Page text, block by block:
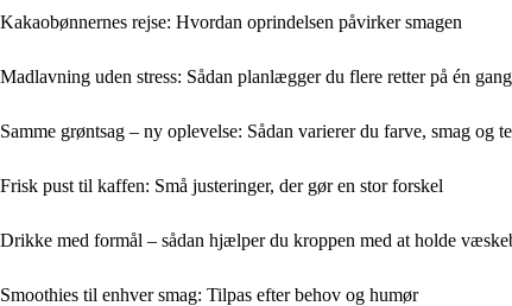
Kakaobønnernes rejse: Hvordan oprindelsen påvirker smagen
Madlavning uden stress: Sådan planlægger du flere retter på én gang
Samme grøntsag – ny oplevelse: Sådan varierer du farve, smag og
Frisk pust til kaffen: Små justeringer, der gør en stor forskel
Drikke med formål – sådan hjælper du kroppen med at holde
Smoothies til enhver smag: Tilpas efter behov og humør